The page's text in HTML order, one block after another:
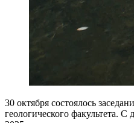
30 октября состоялось
геологического факультета.